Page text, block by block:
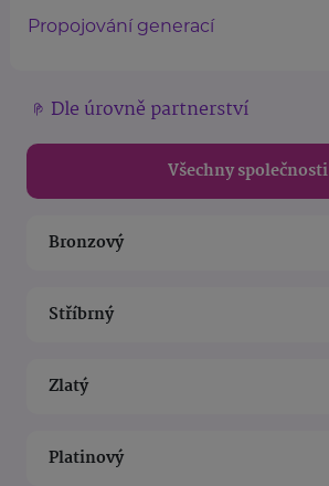
Propojování generací
Dle úrovně partnerství
Všechny společnosti
Bronzový
Stříbrný
Zlatý
Platinový